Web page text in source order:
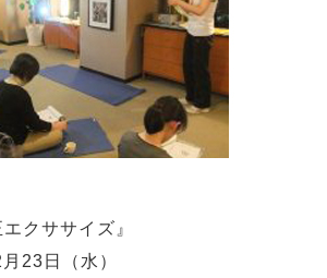
クササイズ』
23日（水）